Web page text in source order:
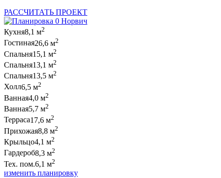
РАССЧИТАТЬ ПРОЕКТ
Кухня8,1 м2
Гостиная26,6 м2
Спальня15,1 м2
Спальня13,1 м2
Спальня13,5 м2
Холл6,5 м2
Ванная4,0 м2
Ванная5,7 м2
Терраса17,6 м2
Прихожая8,8 м2
Крыльцо4,1 м2
Гардероб8,3 м2
Тех. пом.6,1 м2
изменить планировку